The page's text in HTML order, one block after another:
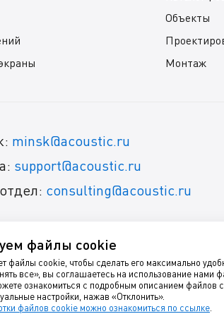
Объекты
Монтаж
minsk@acoustic.ru
support@acoustic.ru
consulting@acoustic.ru
Групп
виброизоляция и акустический
файлы cookie
файлы cookie, чтобы сделать его максимально
все», вы соглашаетесь на использование нами
ознакомиться с подробным описанием файлов
настройки, нажав «Отклонить».
файлов cookie можно ознакомиться по ссылке